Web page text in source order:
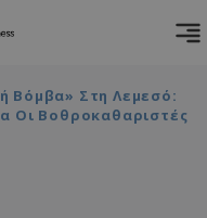
Βόμβα» Στη Λεμεσό:
Οι Βοθροκαθαριστές